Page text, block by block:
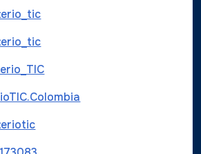
Logo Threads
Logo Tiktok
Logo Twitter
Logo Youtube